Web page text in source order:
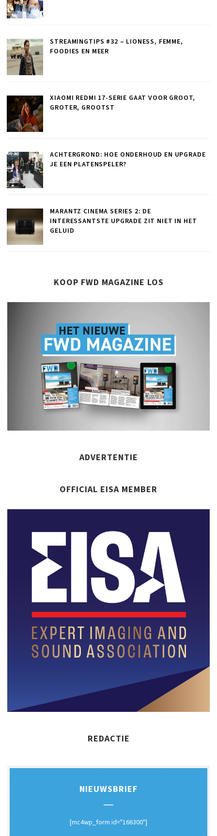
STREAMINGTIPS #32 – LIONESS, FEMME,
FOODIES EN MEER
XIAOMI REDMI 17-SERIE GAAT VOOR GROOT,
GROTER, GROOTST
ACHTERGROND: HOE ONDERHOUD EN UPGRADE
JE EEN PLATENSPELER?
MARANTZ CINEMA SERIES 2: DE
INTERESSANTSTE UPGRADE ZIT NIET IN HET
GELUID
KOOP FWD MAGAZINE LOS
ADVERTENTIE
OFFICIAL EISA MEMBER
REDACTIE
NIEUWSBRIEF
[mc4wp_form id="166300"]